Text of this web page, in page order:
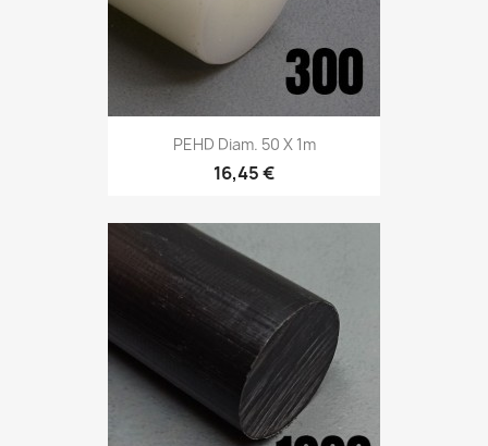
PEHD Diam. 50 X 1m
16,45 €